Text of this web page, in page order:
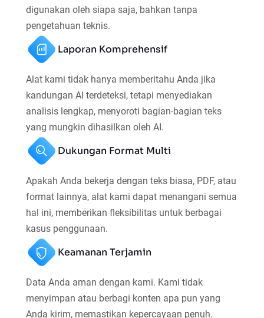
digunakan oleh siapa saja, bahkan tanpa
pengetahuan teknis.
Laporan Komprehensif
Alat kami tidak hanya memberitahu Anda jika
kandungan AI terdeteksi, tetapi menyediakan
analisis lengkap, menyoroti bagian-bagian teks
yang mungkin dihasilkan oleh AI.
Dukungan Format Multi
Apakah Anda bekerja dengan teks biasa, PDF, atau
format lainnya, alat kami dapat menangani semua
hal ini, memberikan fleksibilitas untuk berbagai
kasus penggunaan.
Keamanan Terjamin
Data Anda aman dengan kami. Kami tidak
menyimpan atau berbagi konten apa pun yang
Anda kirim, memastikan kepercayaan penuh.